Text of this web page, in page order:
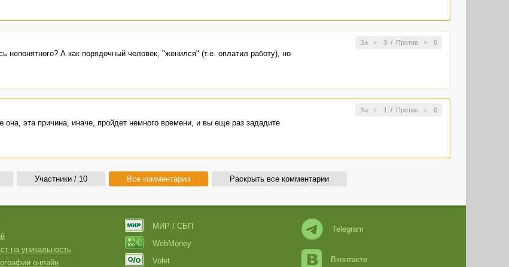
За 3/ Против 0
непонятного? А как порядочный человек, "женился" (т.е. оплатил работу), но
За 1 / Против 0
эта причина, иначе, пройдет немного времени, и вы еще раз зададите
Участники / 10 Все комментарии Раскрыть все комментарии
на уникальность
онлайн
МИР / СБП
WebMoney
Volet
Telegram
Вконтакте